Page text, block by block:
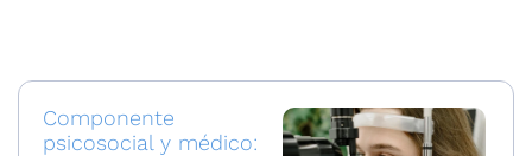
Componente
psicosocial y médico: